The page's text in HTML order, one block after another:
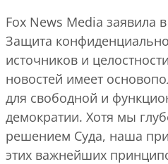
Fox News Media заявила
Защита
источников и
новостей имеет
для свободной и
демократии. Хотя мы
решением Суда, наша
этих важнейших